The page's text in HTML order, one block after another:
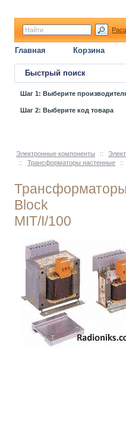
Быстрый поиск
Шаг 1: Выберите
Шаг 2: Выберите код товара
Электронные компоненты ::
::
Трансформаторы настенные ::
Block
MIT/I/100
Главная Корзина